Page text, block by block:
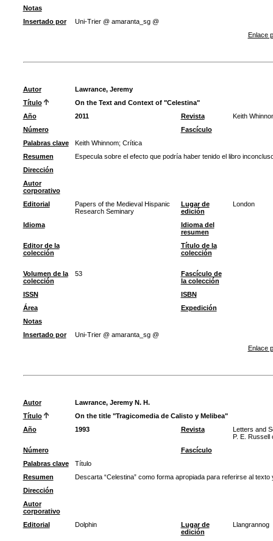
Notas
Insertado por
Uni-Trier @ amaranta_sg @
Enlace
Autor
Lawrance, Jeremy
Título
On the Text and Context of "Celestina"
Año
2011 Revista
Keith
Número
Fascículo
Palabras clave
Keith Whinnom; Crítica
Resumen
Especula sobre el efecto que podría haber tenido el libro
Dirección
Autor
corporativo
Editorial
Papers of the Medieval Hispanic
Research Seminary
Lugar de
edición
London
Idioma
Idioma del
resumen
Editor de la
colección
Título de la
colección
Volumen de la
colección
53
Fascículo de
la colección
ISSN
ISBN
Área
Expedición
Notas
Insertado por
Uni-Trier @ amaranta_sg @
Enlace
Autor
Lawrance, Jeremy N. H.
Título
On the title "Tragicomedia de Calisto y Melibea"
Año
1993 Revista
Letters and
P. E. Russell
Número
Fascículo
Palabras clave
Título
Resumen
Descarta “Celestina” como forma apropiada para referirse al texto
Dirección
Autor
corporativo
Editorial
Dolphin
Lugar de
edición
Llangrannog